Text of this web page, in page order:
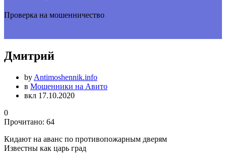
Проверка на мошенничество
Дмитрий
by Antimoshennik.info
в Мошенники на Авито
вкл 17.10.2020
0
Прочитано: 64
Кидают на аванс по противопожарным дверям
Известны как царь град